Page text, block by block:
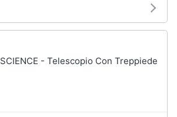
SCIENCE - Telescopio Con Treppiede